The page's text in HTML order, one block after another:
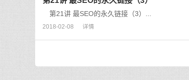
第21讲 最SEO的永久链接（3）...
2018-02-08 详情